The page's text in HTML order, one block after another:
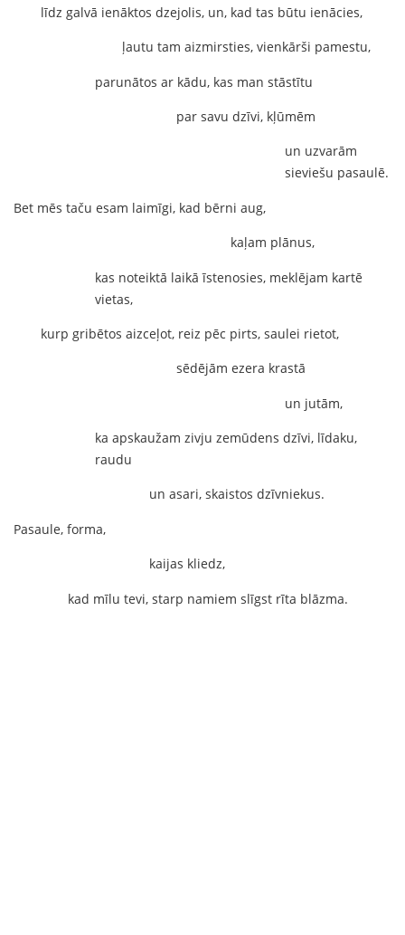
līdz galvā ienāktos dzejolis, un, kad tas būtu ienācies,
ļautu tam aizmirsties, vienkārši pamestu,
parunātos ar kādu, kas man stāstītu
par savu dzīvi, kļūmēm
un uzvarām
sieviešu pasaulē.
Bet mēs taču esam laimīgi, kad bērni aug,
kaļam plānus,
kas noteiktā laikā īstenosies, meklējam kartē
vietas,
kurp gribētos aizceļot, reiz pēc pirts, saulei rietot,
sēdējām ezera krastā
un jutām,
ka apskaužam zivju zemūdens dzīvi, līdaku,
raudu
un asari, skaistos dzīvniekus.
Pasaule, forma,
kaijas kliedz,
kad mīlu tevi, starp namiem slīgst rīta blāzma.